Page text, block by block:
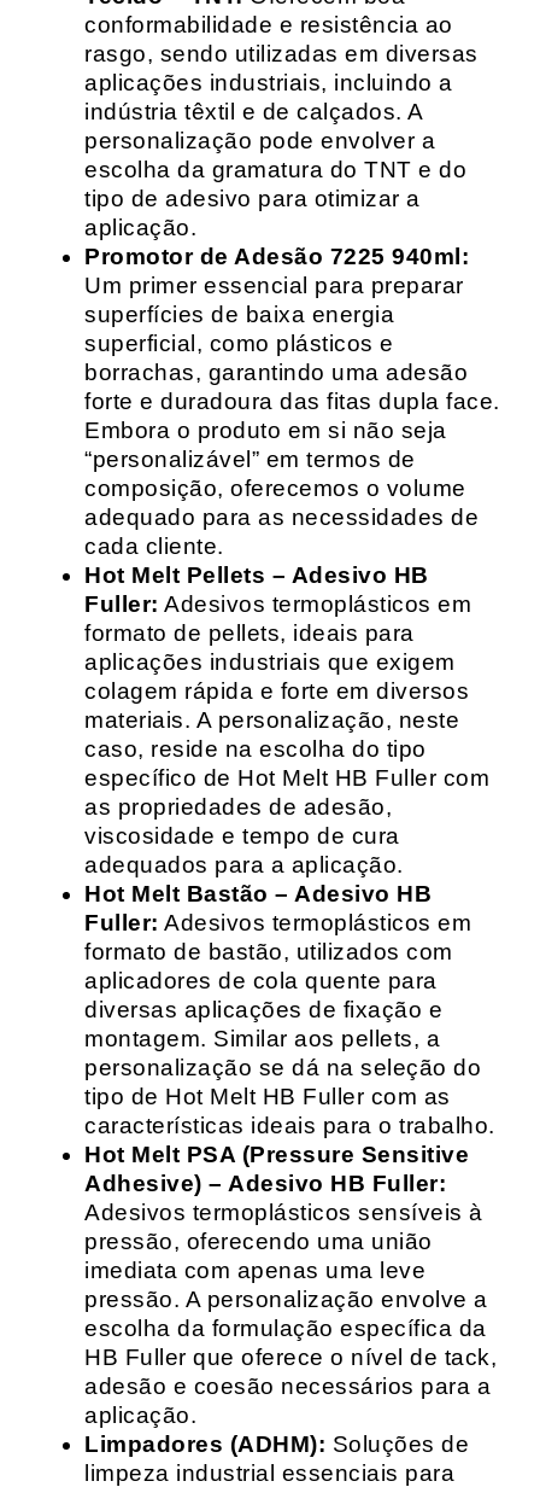
conformabilidade e resistência ao
rasgo, sendo utilizadas em diversas
aplicações industriais, incluindo a
indústria têxtil e de calçados. A
personalização pode envolver a
escolha da gramatura do TNT e do
tipo de adesivo para otimizar a
aplicação.
Promotor de Adesão 7225 940ml:
Um primer essencial para preparar
superfícies de baixa energia
superficial, como plásticos e
borrachas, garantindo uma adesão
forte e duradoura das fitas dupla face.
Embora o produto em si não seja
“personalizável” em termos de
composição, oferecemos o volume
adequado para as necessidades de
cada cliente.
Hot Melt Pellets – Adesivo HB
Fuller: Adesivos termoplásticos em
formato de pellets, ideais para
aplicações industriais que exigem
colagem rápida e forte em diversos
materiais. A personalização, neste
caso, reside na escolha do tipo
específico de Hot Melt HB Fuller com
as propriedades de adesão,
viscosidade e tempo de cura
adequados para a aplicação.
Hot Melt Bastão – Adesivo HB
Fuller: Adesivos termoplásticos em
formato de bastão, utilizados com
aplicadores de cola quente para
diversas aplicações de fixação e
montagem. Similar aos pellets, a
personalização se dá na seleção do
tipo de Hot Melt HB Fuller com as
características ideais para o trabalho.
Hot Melt PSA (Pressure Sensitive
Adhesive) – Adesivo HB Fuller:
Adesivos termoplásticos sensíveis à
pressão, oferecendo uma união
imediata com apenas uma leve
pressão. A personalização envolve a
escolha da formulação específica da
HB Fuller que oferece o nível de tack,
adesão e coesão necessários para a
aplicação.
Limpadores (ADHM): Soluções de
limpeza industrial essenciais para